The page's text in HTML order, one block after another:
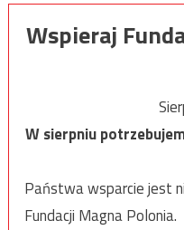
Wspieraj
W sierpniu
Państwa wsparcie jest
Fundacji Magna Polonia.